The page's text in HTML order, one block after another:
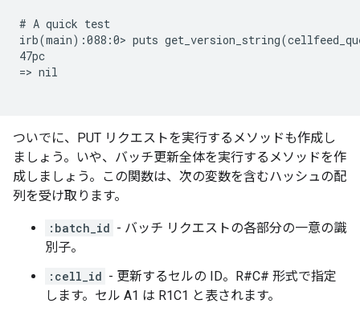
# A quick test
irb(main):088:0> puts
47pc
=> nil
ついでに、PUT リクエストを実行するメソッドも作成し
ましょう。いや、バッチ更新全体を実行するメソッドを作
成しましょう。この関数は、次の変数を含むハッシュの配
列を受け取ります。
:batch_id - バッチ リクエストの各部分の一意の識
別子。
:cell_id - 更新するセルの ID。R#C# 形式で指定
します。セル A1 は R1C1 と表されます。